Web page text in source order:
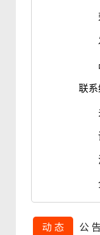
联系
动 态 公 告